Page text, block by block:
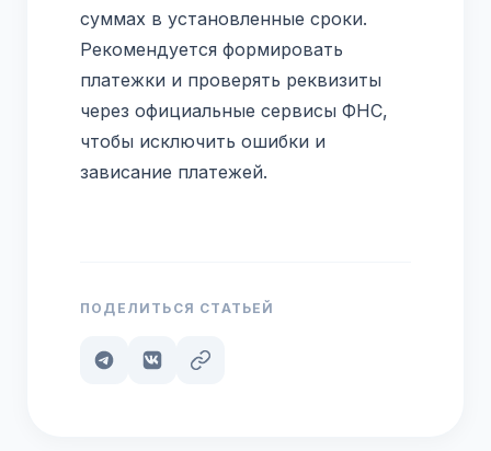
суммах в установленные сроки.
Рекомендуется формировать
платежки и проверять реквизиты
через официальные сервисы ФНС,
чтобы исключить ошибки и
зависание платежей.
ПОДЕЛИТЬСЯ СТАТЬЕЙ